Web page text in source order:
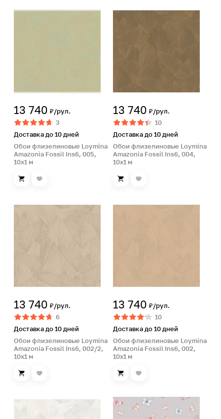
13 740 ₽/рул.
3
Доставка до 10 дней
Обои флизелиновые Loymina
Amazonia Fossil Ins6, 005,
10х1 м
13 740 ₽/рул.
10
Доставка до 10 дней
Обои флизелиновые Loymina
Amazonia Fossil Ins6, 004,
10х1 м
13 740 ₽/рул.
6
Доставка до 10 дней
Обои флизелиновые Loymina
Amazonia Fossil Ins6, 002/2,
10х1 м
13 740 ₽/рул.
10
Доставка до 10 дней
Обои флизелиновые Loymina
Amazonia Fossil Ins6, 002,
10х1 м